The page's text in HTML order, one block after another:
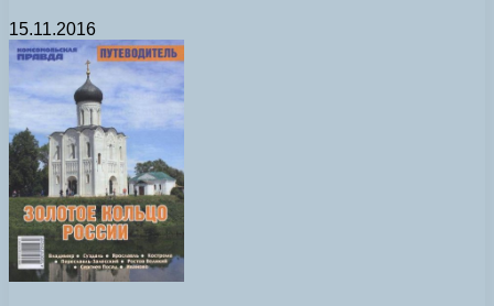
15.11.2016